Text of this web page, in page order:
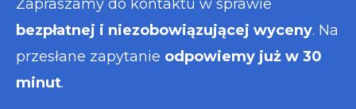
Zapraszamy do kontaktu w sprawie
bezpłatnej i niezobowiązującej wyceny. Na
przesłane zapytanie odpowiemy już w 30
minut.